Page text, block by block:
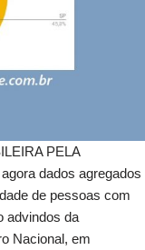
PELA
dados agregados
de pessoas com
advindos da
Nacional, em